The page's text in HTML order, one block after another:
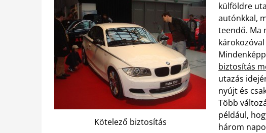
Kötelező biztosítás
külföldre
autónkkal,
teendő. Ma
biztosítás
utazás
nyújt és
Több
például,
három